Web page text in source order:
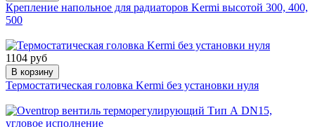
Крепление напольное для радиаторов Kermi высотой 300, 400,
500
1104 руб
В корзину
Термостатическая головка Kermi без установки нуля